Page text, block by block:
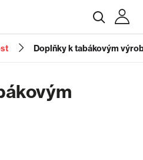
Doplňky k tabákovým